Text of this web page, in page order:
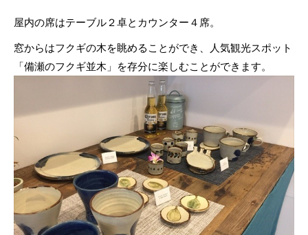
屋内の席はテーブル２卓とカウンター４席。
窓からはフクギの木を眺めることができ、人気観光スポット
「備瀬のフクギ並木」を存分に楽しむことができます。